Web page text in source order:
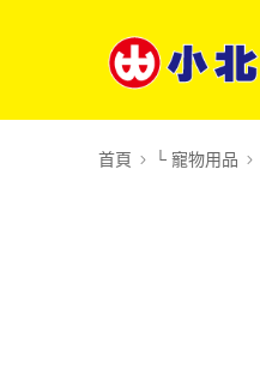
首頁 └ 寵物用品